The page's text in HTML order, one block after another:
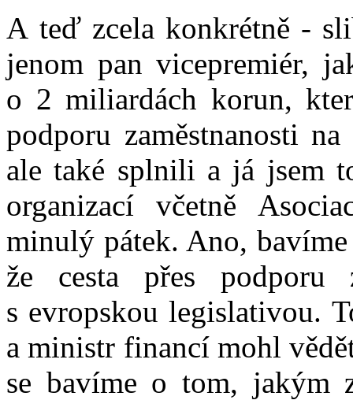
A teď zcela konkrétně -
jenom pan vicepremiér,
o 2 miliardách korun,
podporu zaměstnanosti
ale také splnili a já jsem
organizací včetně
minulý pátek. Ano, bavíme
že cesta přes podporu
s evropskou legislativou.
a ministr financí mohl
se bavíme o tom, jakým